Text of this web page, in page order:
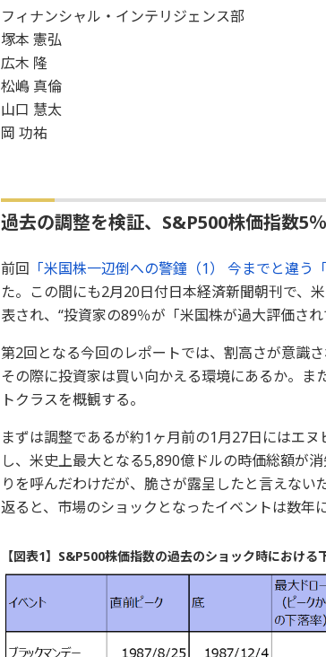
フィナンシャル・インテリジェンス部
塚本 憲弘
広木 隆
松嶋 真倫
山口 慧太
岡 功祐
過去の調整を検証、S&P500株価指数5
前回 「米国株一辺倒への警鐘（1） 今までと違う
た。この間にも2月20日付日本経済新聞朝刊で、
表され、“投資家の89％が「米国株が過大評価さ
第2回となる今回のレポートでは、割高さが意識
その際に投資家は買い向かえる環境にあるか。
トクラスを概観する。
まずは調整であるが約1ヶ月前の1月27日にはエヌ
し、米史上最大となる5,890億ドルの時価総額が
りを呼んだわけだが、脆さが露呈したと言えな
返ると、市場のショックとなったイベントは数年
【図表1】S&P500株価指数の過去のショック時における